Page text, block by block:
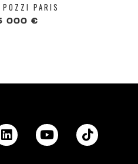
POZZI PARIS
000 €